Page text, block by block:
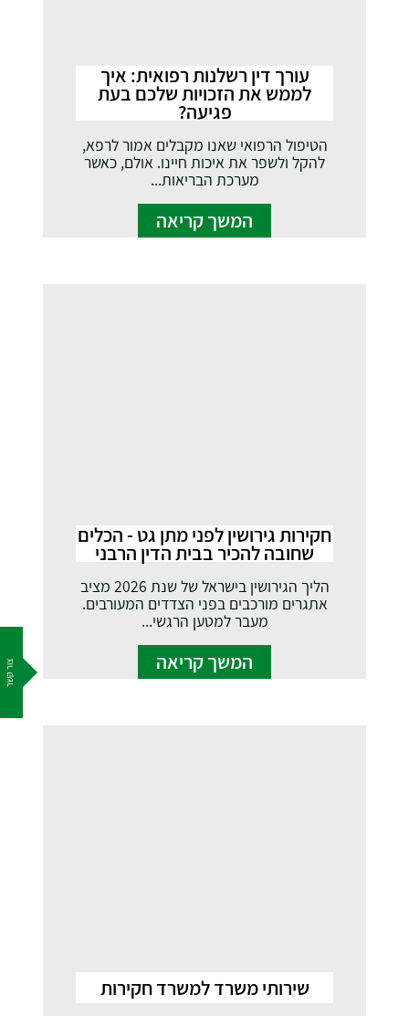
צור קשר
עורך דין רשלנות רפואית: איך
לממש את הזכויות שלכם בעת
פגיעה?
הטיפול הרפואי שאנו מקבלים אמור לרפא,
להקל ולשפר את איכות חיינו. אולם, כאשר
מערכת הבריאות...
המשך קריאה
חקירות גירושין לפני מתן גט - הכלים
שחובה להכיר בבית הדין הרבני
הליך הגירושין בישראל של שנת 2026 מציב
אתגרים מורכבים בפני הצדדים המעורבים.
מעבר למטען הרגשי...
המשך קריאה
שירותי משרד למשרד חקירות